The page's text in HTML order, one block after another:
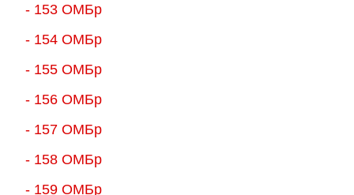
- 153 ОМБр
- 154 ОМБр
- 155 ОMБр
- 156 ОMБр
- 157 ОМБр
- 158 ОМБр
- 159 ОМБр